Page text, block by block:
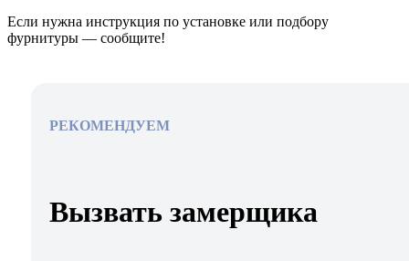
Если нужна инструкция по установке или подбору
фурнитуры — сообщите!
РЕКОМЕНДУЕМ
Вызвать замерщика